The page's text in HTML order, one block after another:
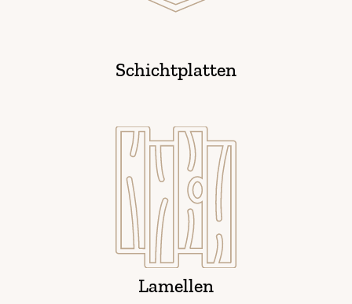
Schichtplatten
Lamellen